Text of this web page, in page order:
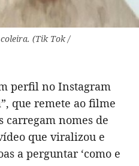
(Tik Tok /
perfil no Instagram
que remete ao filme
carregam nomes de
que viralizou e
a perguntar ‘como e